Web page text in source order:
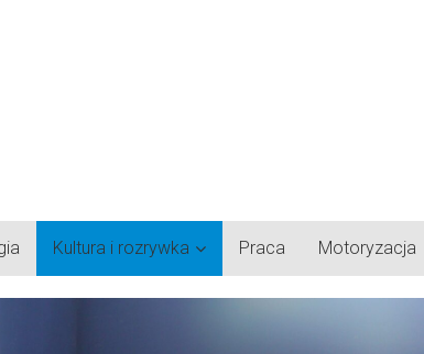
Kultura i rozrywka Praca Motoryzacja